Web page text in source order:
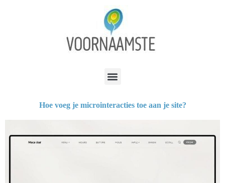
Hoe voeg je microinteracties toe aan je site?